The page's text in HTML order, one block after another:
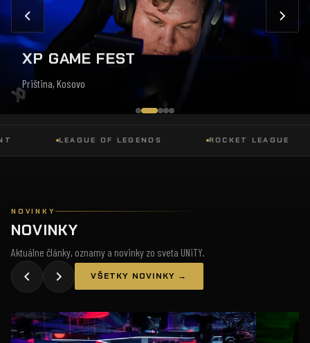
XP GAME FEST
Priština, Kosovo
LEAGUE OF LEGENDS ROCKET LEAGUE
NOVINKY
NOVINKY
Aktuálne články, oznamy a novinky zo sveta UNiTY.
VŠETKY NOVINKY →